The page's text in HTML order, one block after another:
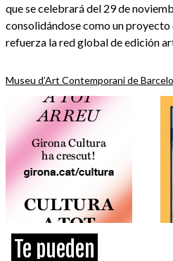
que se celebrará del 29 de
consolidándose como un
refuerza la red global de edición
Museu d’Art Contemporani de
Te pueden